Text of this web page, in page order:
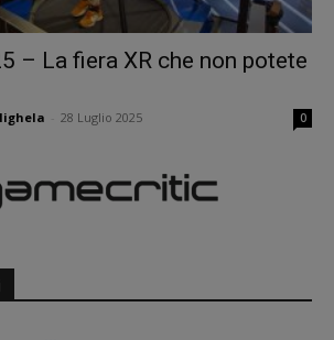
– La fiera XR che non potete
28 Luglio 2025 0